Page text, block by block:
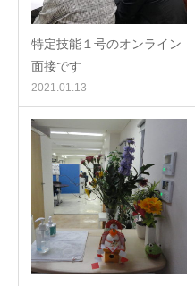
特定技能１号のオンライン
面接です
2021.01.13